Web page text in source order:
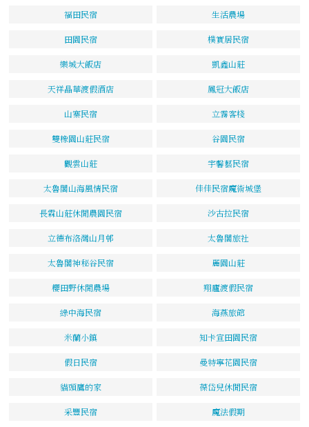
福田民宿 生活農場
田園民宿 樸實居民宿
樂城大飯店 凱鑫山莊
天祥晶華渡假酒店 鳳冠大飯店
山寨民宿 立霧客棧
雙橡園山莊民宿 谷園民宿
觀雲山莊 宇馨藝民宿
太魯閣山海風情民宿 佳佳民宿魔術城堡
長霖山莊休閒農園民宿 沙古拉民宿
立德布洛灣山月邨 太魯閣旅社
太魯閣神秘谷民宿 麗園山莊
櫻田野休閒農場 翔廬渡假民宿
綠中海民宿 海燕旅館
米蘭小鎮 知卡宣田園民宿
假日民宿 曼特寧花園民宿
貓頭鷹的家 葆岱兒休閒民宿
采豐民宿 魔法假期